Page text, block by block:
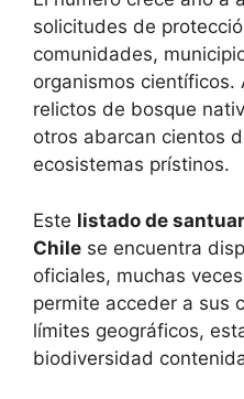
solicitudes de
comunidades,
organismos científicos.
relictos de bosque
otros abarcan cientos
ecosistemas prístinos.
Este listado de
Chile se encuentra
oficiales, muchas
permite acceder a sus
límites geográficos,
biodiversidad